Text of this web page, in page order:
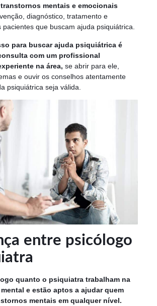
mentais e emocionais
diagnóstico, tratamento e
pacientes que buscam ajuda psiquiátrica.
para buscar ajuda psiquiátrica é
com um profissional
na área, se abrir para ele,
e ouvir os conselhos atentamente
psiquiátrica seja válida.
entre psicólogo
quanto o psiquiatra trabalham na
e estão aptos a ajudar quem
mentais em qualquer nível.